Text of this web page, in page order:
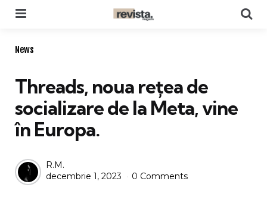
Categories
News
Threads, noua rețea de
socializare de la Meta, vine
în Europa.
Posted
by
R.M.
decembrie 1, 2023
0 Comments